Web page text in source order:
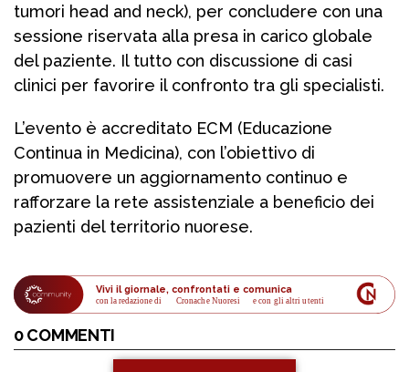
tumori head and neck), per concludere con una
sessione riservata alla presa in carico globale
del paziente. Il tutto con discussione di casi
clinici per favorire il confronto tra gli specialisti.
L’evento è accreditato ECM (Educazione
Continua in Medicina), con l’obiettivo di
promuovere un aggiornamento continuo e
rafforzare la rete assistenziale a beneficio dei
pazienti del territorio nuorese.
Vivi il giornale, confrontati e comunica
con la redazione di Cronache Nuoresi e con gli altri utenti
0 COMMENTI